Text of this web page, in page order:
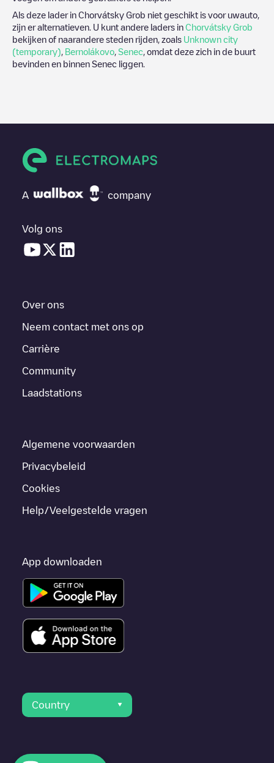
Als deze lader in Chorvátsky Grob niet geschikt is voor uwauto,
zijn er alternatieven. U kunt andere laders in Chorvátsky Grob
bekijken of naarandere steden rijden, zoals Unknown city
(temporary) Bernolákovo Senec , omdat deze zich in de buurt
bevinden en binnen Senec liggen.
A company
Volg ons
Over ons
Neem contact met ons op
Carrière
Community
Laadstations
Algemene voorwaarden
Privacybeleid
Cookies
Help/Veelgestelde vragen
App downloaden
Country